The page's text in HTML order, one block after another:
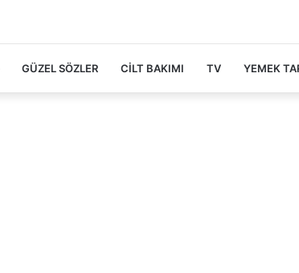
GÜZEL SÖZLER CILT BAKIMI TV YEMEK